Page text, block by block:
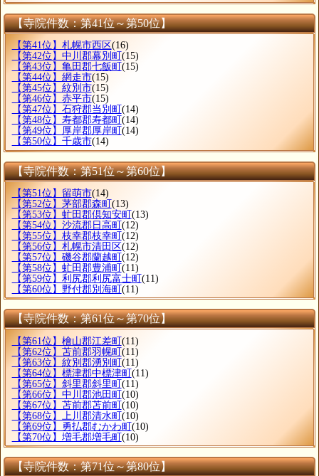
【寺院件数：第41位～第50位】
【第41位】札幌市西区(16)
【第42位】中川郡幕別町 (15)
【第43位】亀田郡七飯町 (15)
【第44位】網走市(15)
【第45位】紋別市(15)
【第46位】赤平市(15)
【第47位】石狩郡当別町 (14)
【第48位】寿都郡寿都町 (14)
【第49位】厚岸郡厚岸町 (14)
【第50位】千歳市(14)
【寺院件数：第51位～第60位】
【第51位】留萌市(14)
【第52位】茅部郡森町 (13)
【第53位】虻田郡倶知安町 (13)
【第54位】沙流郡日高町 (12)
【第55位】枝幸郡枝幸町 (12)
【第56位】札幌市清田区(12)
【第57位】磯谷郡蘭越町 (12)
【第58位】虻田郡豊浦町 (11)
【第59位】利尻郡利尻富士町 (11)
【第60位】野付郡別海町 (11)
【寺院件数：第61位～第70位】
【第61位】檜山郡江差町 (11)
【第62位】苫前郡羽幌町 (11)
【第63位】紋別郡湧別町 (11)
【第64位】標津郡中標津町 (11)
【第65位】斜里郡斜里町 (11)
【第66位】中川郡池田町 (10)
【第67位】苫前郡苫前町 (10)
【第68位】上川郡清水町 (10)
【第69位】勇払郡むかわ町 (10)
【第70位】増毛郡増毛町 (10)
【寺院件数：第71位～第80位】